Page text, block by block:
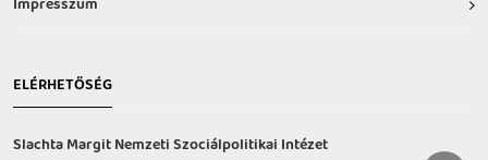
ELÉRHETŐSÉG
Slachta Margit Nemzeti Szociálpolitikai Intézet